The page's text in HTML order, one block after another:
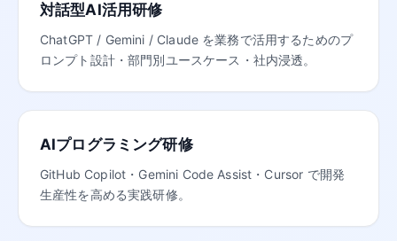
対話型AI活用研修
ChatGPT / Gemini / Claude を業務で活用するためのプ
ロンプト設計・部門別ユースケース・社内浸透。
AIプログラミング研修
GitHub Copilot・Gemini Code Assist・Cursor で開発
生産性を高める実践研修。